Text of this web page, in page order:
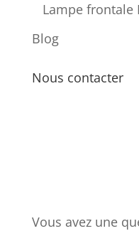
Lampe frontale
Blog
Nous contacter
Vous avez une